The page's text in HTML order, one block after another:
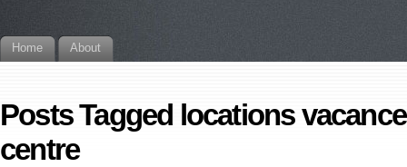
Home About
Posts Tagged locations
centre